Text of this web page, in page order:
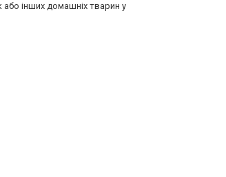
або інших домашніх тварин у